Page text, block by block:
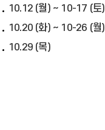
10.12 (월) ~ 10-17 (토)
10.20 (화) ~ 10-26 (월)
10.29 (목)